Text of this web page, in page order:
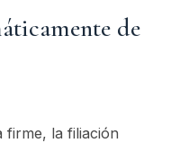
de
firme, la filiación